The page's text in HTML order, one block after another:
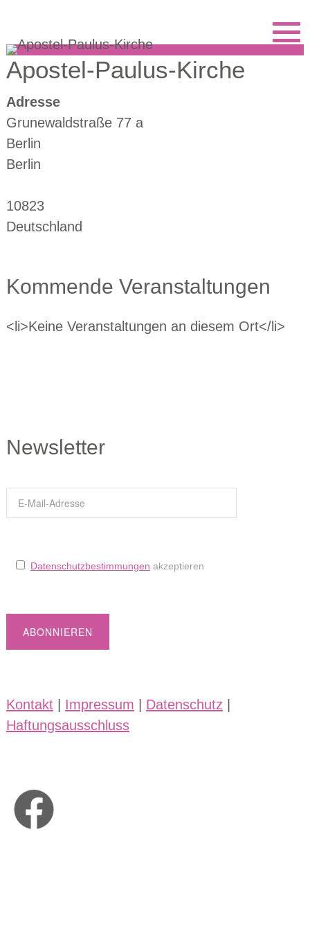
Apostel-Paulus-Kirche
Adresse
Grunewaldstraße 77 a
Berlin
Berlin
10823
Deutschland
Kommende Veranstaltungen
<li>Keine Veranstaltungen an diesem Ort</li>
Newsletter
Datenschutzbestimmungen akzeptieren
Kontakt| Impressum Datenschutz
Haftungsausschluss